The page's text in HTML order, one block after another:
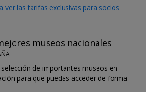
ver las tarifas exclusivas para socios
museos nacionales
de importantes museos en
para que puedas acceder de forma